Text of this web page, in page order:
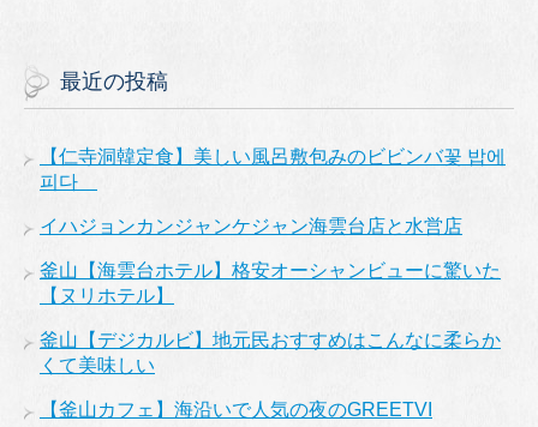
最近の投稿
【仁寺洞韓定食】美しい風呂敷包みのビビンバ꽃 밥에
피다
イハジョンカンジャンケジャン海雲台店と水営店
釜山【海雲台ホテル】格安オーシャンビューに驚いた
【ヌリホテル】
釜山【デジカルビ】地元民おすすめはこんなに柔らか
くて美味しい
【釜山カフェ】海沿いで人気の夜のGREETVI